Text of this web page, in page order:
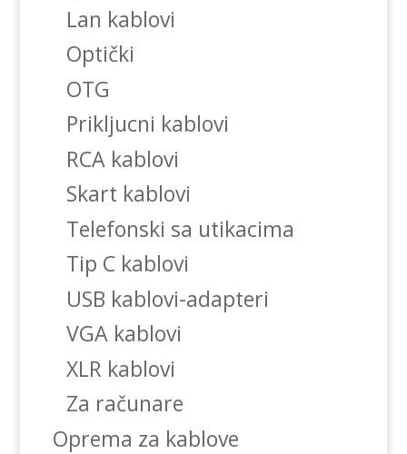
Lan kablovi
Optički
OTG
Prikljucni kablovi
RCA kablovi
Skart kablovi
Telefonski sa utikacima
Tip C kablovi
USB kablovi-adapteri
VGA kablovi
XLR kablovi
Za računare
Oprema za kablove